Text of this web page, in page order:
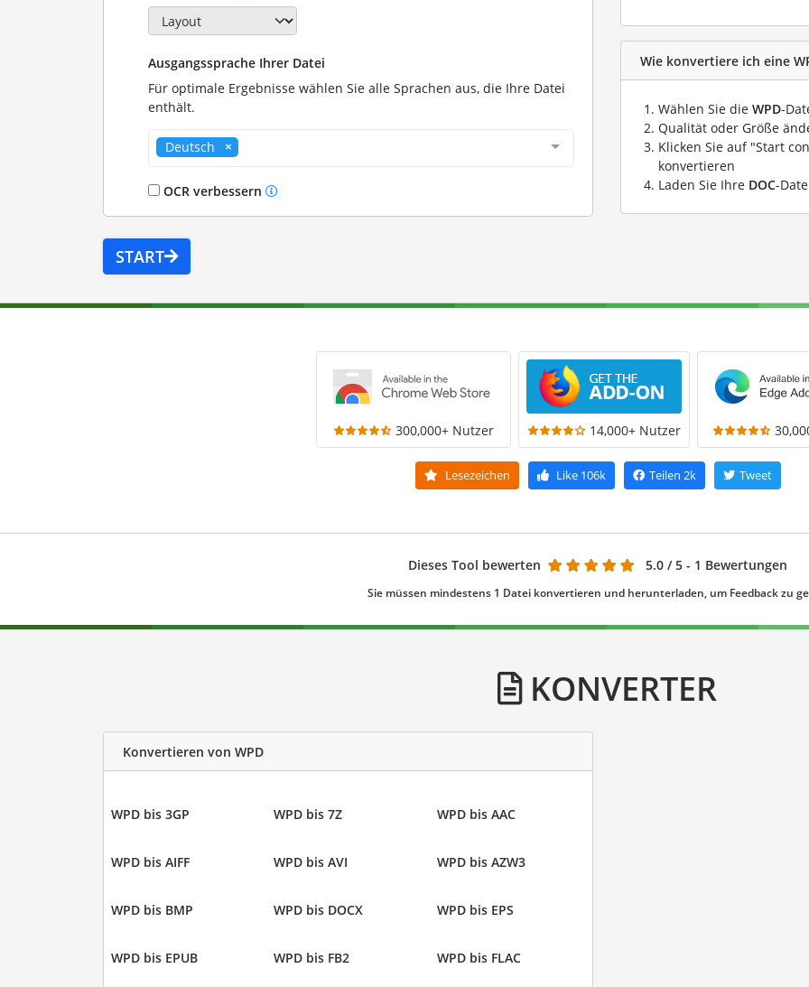
Ausgangssprache Ihrer Datei
Für optimale Ergebnisse wählen Sie alle Sprachen aus, die Ihre Datei
enthält.
Deutsch
OCR verbessern
START
Wie konvertiere ich eine
Wählen Sie die WPD-
Qualität oder Größe
Klicken Sie auf "Start
konvertieren
Laden Sie Ihre DOC-
300,000+ Nutzer 14,000+ Nutzer
Lesezeichen Like106k Teilen 2k Tweet
Dieses Tool bewerten 5.0 / 5 - 1 Bewertungen
Sie müssen mindestens 1 Datei konvertieren und herunterladen, um Feedback zu
KONVERTER
Konvertieren von WPD
WPD bis 3GP WPD bis 7Z WPD bis AAC
WPD bis AIFF WPD bis AVI WPD bis AZW3
WPD bis BMP WPD bis DOCX WPD bis EPS
WPD bis EPUB WPD bis FB2 WPD bis FLAC